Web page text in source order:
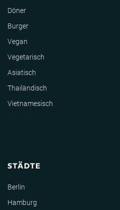
Döner
Burger
Vegan
Vegetarisch
Asiatisch
Thailändisch
Vietnamesisch
STÄDTE
Berlin
Hamburg